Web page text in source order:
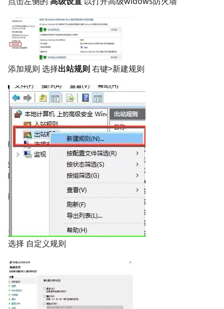
添加规则 选择出站规则右键>新建规则
选择 自定义规则